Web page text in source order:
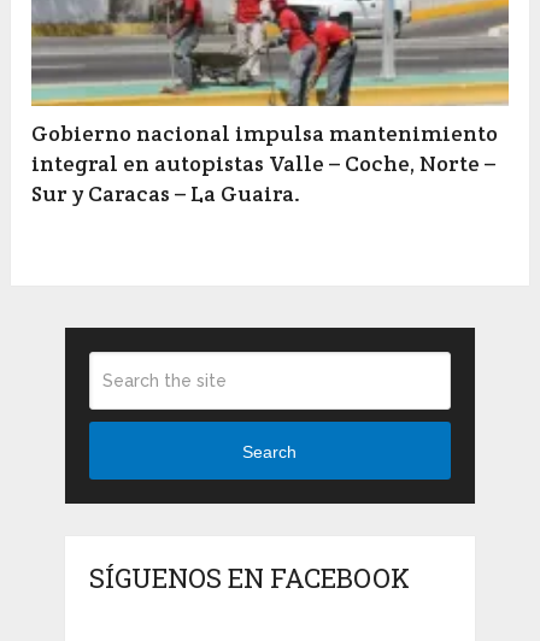
Gobierno nacional impulsa mantenimiento
integral en autopistas Valle – Coche, Norte –
Sur y Caracas – La Guaira.
Search
SÍGUENOS EN FACEBOOK